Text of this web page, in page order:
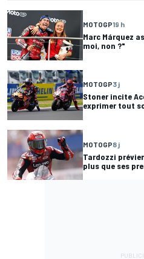
MOTOGP19 h
Marc Márquez
moi, non ?"
MOTOGP3 j
Stoner incite
exprimer tout
MOTOGP8 j
Tardozzi
plus que ses